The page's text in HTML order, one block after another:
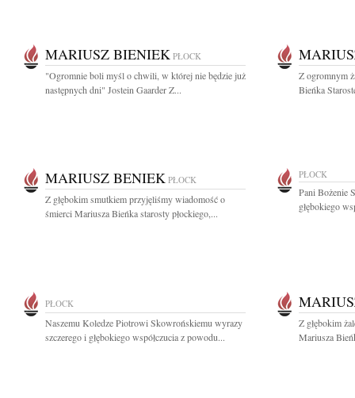
MARIUSZ BIENIEK PŁOCK
"Ogromnie boli myśl o chwili, w której nie będzie już
następnych dni" Jostein Gaarder Z...
Z ogromnym
Bieńka
MARIUSZ BENIEK PŁOCK
Z głębokim smutkiem przyjęliśmy wiadomość o
śmierci Mariusza Bieńka starosty płockiego,...
PŁOCK
Pani Bożenie
głębokiego
PŁOCK
Naszemu Koledze Piotrowi Skowrońskiemu wyrazy
szczerego i głębokiego współczucia z powodu...
Z głębokim
Mariusza